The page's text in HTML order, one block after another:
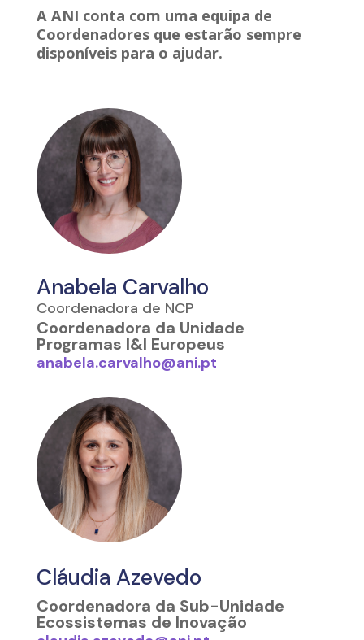
A ANI conta com uma equipa de
Coordenadores que estarão sempre
disponíveis para o ajudar.
Anabela Carvalho
Coordenadora de NCP
Coordenadora da Unidade
Programas I&I Europeus
anabela.carvalho@ani.pt
Cláudia Azevedo
Coordenadora da Sub-Unidade
Ecossistemas de Inovação